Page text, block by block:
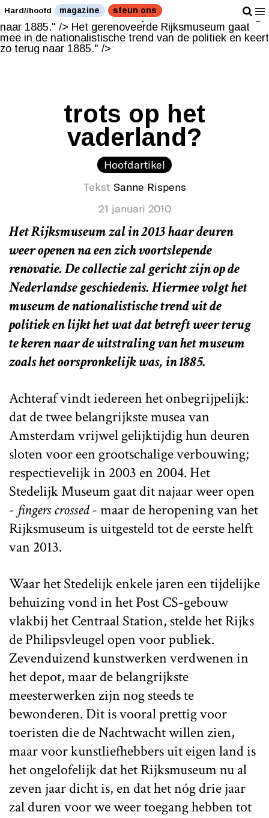
Het gerenoveerde Rijksmuseum gaat mee in de
nationalistische trend van de politiek en keert zo terug
naar 1885." /> Het gerenoveerde Rijksmuseum gaat
mee in de nationalistische trend van de politiek en keert
zo terug naar 1885." />
Hard//hoofd magazine steun ons
trots op het
vaderland?
Hoofdartikel
Tekst Sanne Rispens
21 januari 2010
Het Rijksmuseum zal in 2013 haar deuren
weer openen na een zich voortslepende
renovatie. De collectie zal gericht zijn op de
Nederlandse geschiedenis. Hiermee volgt het
museum de nationalistische trend uit de
politiek en lijkt het wat dat betreft weer terug
te keren naar de uitstraling van het museum
zoals het oorspronkelijk was, in 1885.
Achteraf vindt iedereen het onbegrijpelijk:
dat de twee belangrijkste musea van
Amsterdam vrijwel gelijktijdig hun deuren
sloten voor een grootschalige verbouwing;
respectievelijk in 2003 en 2004. Het
Stedelijk Museum gaat dit najaar weer open
- fingers crossed- maar de heropening van het
Rijksmuseum is uitgesteld tot de eerste helft
van 2013.
Waar het Stedelijk enkele jaren een tijdelijke
behuizing vond in het Post CS-gebouw
vlakbij het Centraal Station, stelde het Rijks
de Philipsvleugel open voor publiek.
Zevenduizend kunstwerken verdwenen in
het depot, maar de belangrijkste
meesterwerken zijn nog steeds te
bewonderen. Dit is vooral prettig voor
toeristen die de Nachtwacht willen zien,
maar voor kunstliefhebbers uit eigen land is
het ongelofelijk dat het Rijksmuseum nu al
zeven jaar dicht is, en dat het nóg drie jaar
zal duren voor we weer toegang hebben tot